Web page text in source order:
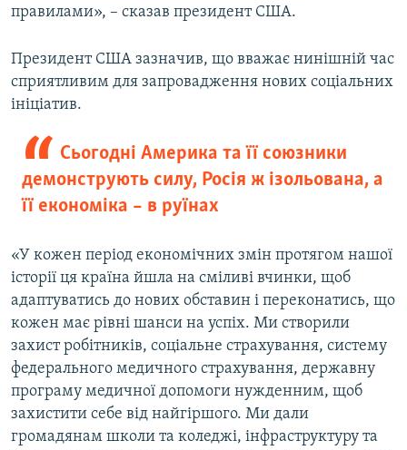
правилами», – сказав президент США.
Президент США зазначив, що вважає нинішній час
сприятливим для запровадження нових соціальних
ініціатив.
Сьогодні Америка та її союзники
демонструють силу, Росія ж ізольована, а
її економіка – в руїнах
«У кожен період економічних змін протягом нашої
історії ця країна йшла на сміливі вчинки, щоб
адаптуватись до нових обставин і переконатись, що
кожен має рівні шанси на успіх. Ми створили
захист робітників, соціальне страхування, систему
федерального медичного страхування, державну
програму медичної допомоги нужденним, щоб
захистити себе від найгіршого. Ми дали
громадянам школи та коледжі, інфраструктуру та